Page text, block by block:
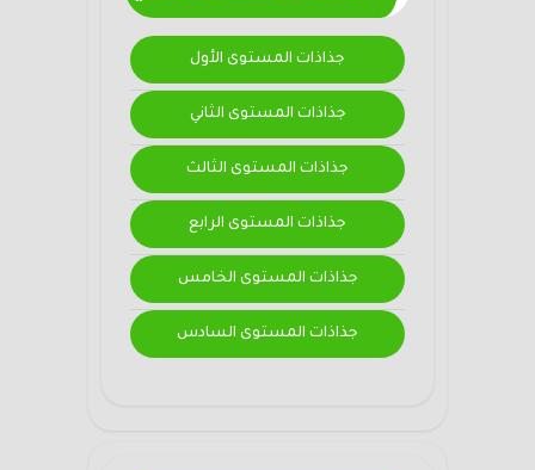
جذاذات المستوى الأول
جذاذات المستوى الثاني
جذاذات المستوى الثالث
جذاذات المستوى الرابع
جذاذات المستوى الخامس
جذاذات المستوى السادس